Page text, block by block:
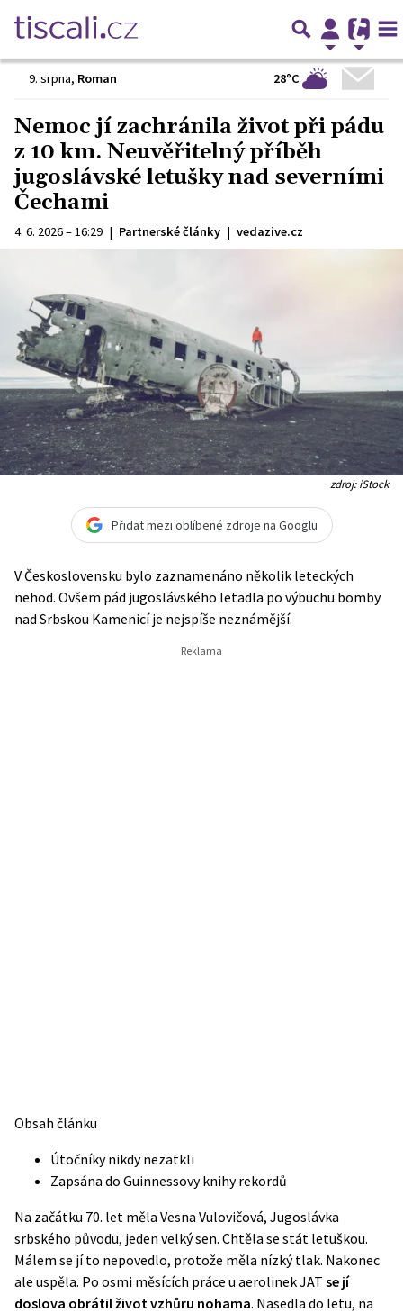
9. srpna, Roman 28°C
Nemoc jí zachránila život při pádu
z 10 km. Neuvěřitelný příběh
jugoslávské letušky nad severními
Čechami
4. 6. 2026 – 16:29 | Partnerské články | vedazive.cz
zdroj: iStock
Přidat mezi oblíbené zdroje na Googlu
V Československu bylo zaznamenáno několik leteckých
nehod. Ovšem pád jugoslávského letadla po výbuchu bomby
nad Srbskou Kamenicí je nejspíše neznámější.
Obsah článku
Útočníky nikdy nezatkli
Zapsána do Guinnessovy knihy rekordů
Na začátku 70. let měla Vesna Vulovičová, Jugoslávka
srbského původu, jeden velký sen. Chtěla se stát letuškou.
Málem se jí to nepovedlo, protože měla nízký tlak. Nakonec
ale uspěla. Po osmi měsících práce u aerolinek JAT se jí
doslova obrátil život vzhůru nohama. Nasedla do letu, na